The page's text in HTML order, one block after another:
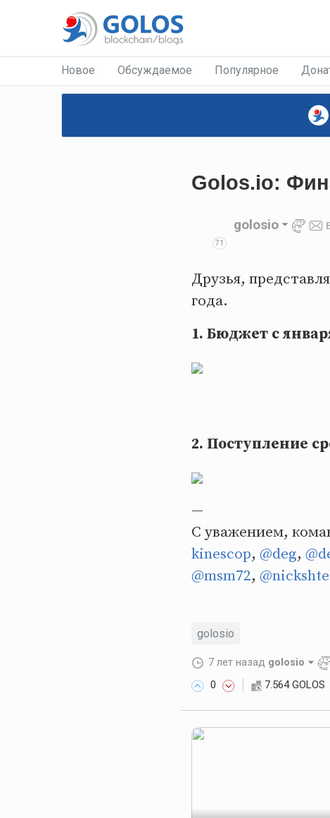
Новое Обсуждаемое Популярное
Golos.io:
71
golosio
Друзья,
года.
1. Бюджет с
2. Поступление
—
С уважением,
kinescop, @deg,
@msm72,
golosio
7 лет назад golosio
0 7.564 GOLOS